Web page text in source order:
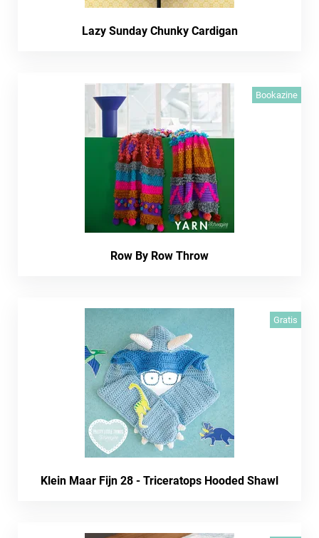
Lazy Sunday Chunky Cardigan
Bookazine
Row By Row Throw
Gratis
Klein Maar Fijn 28 - Triceratops Hooded Shawl